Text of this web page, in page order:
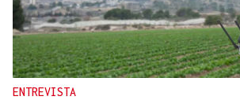
ENTREVISTA